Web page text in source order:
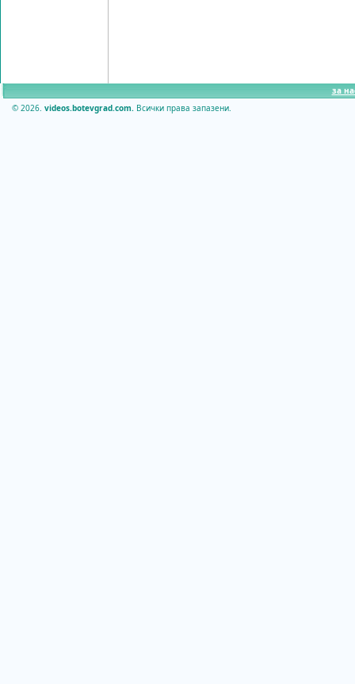
за
© 2026. videos.botevgrad.com. Всички права запазени.